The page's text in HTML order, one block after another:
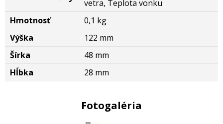
vetra, Teplota vonku
Hmotnosť
0,1 kg
Výška
122 mm
Šírka
48 mm
Hĺbka
28 mm
Fotogaléria